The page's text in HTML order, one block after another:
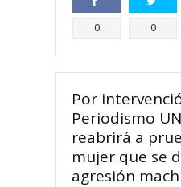
Compartir
0 Compartir
0
Por
Periodismo
reabrirá a
mujer que se
agresión